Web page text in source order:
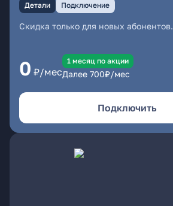
Детали Подключение
Скидка только для новых абонентов.
0 ₽/мес
1 месяц по акции
Далее 700₽/мес
Подключить